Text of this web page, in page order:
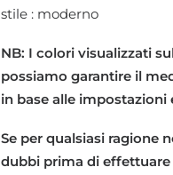
stile : moderno
NB: I colori visualizzati
possiamo garantire il
in base alle
Se per qualsiasi ragione
dubbi prima di effettuare